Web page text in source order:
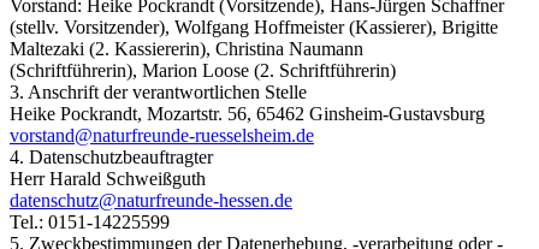
Vorstand: Heike Pockrandt (Vorsitzende), Hans-Jürgen Schaffner
(stellv. Vorsitzender), Wolfgang Hoffmeister (Kassierer), Brigitte
Maltezaki (2. Kassiererin), Christina Naumann
(Schriftführerin), Marion Loose (2. Schriftführerin)
3. Anschrift der verantwortlichen Stelle
Heike Pockrandt, Mozartstr. 56, 65462 Ginsheim-Gustavsburg
vorstand naturfreunde-ruesselsheim.de
4. Datenschutzbeauftragter
Herr Harald Schweißguth
datenschutz naturfreunde-hessen.de
Tel.: 0151-14225599
5. Zweckbestimmungen der Datenerhebung, -verarbeitung oder -